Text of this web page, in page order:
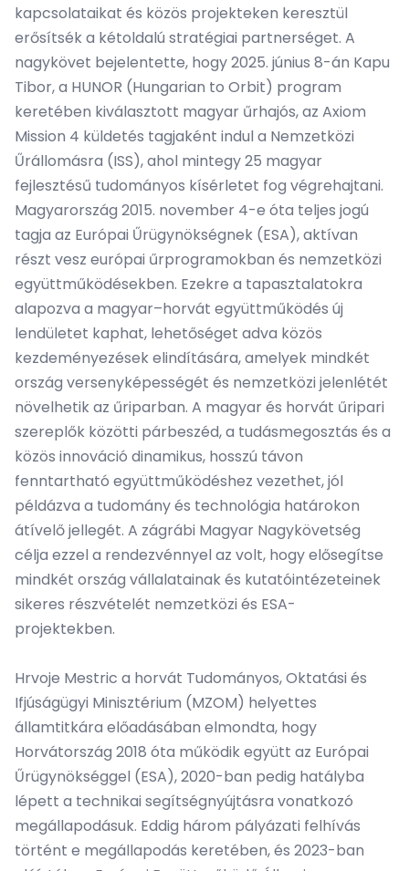
kapcsolataikat és közös projekteken keresztül
erősítsék a kétoldalú stratégiai partnerséget. A
nagykövet bejelentette, hogy 2025. június 8-án Kapu
Tibor, a HUNOR (Hungarian to Orbit) program
keretében kiválasztott magyar űrhajós, az Axiom
Mission 4 küldetés tagjaként indul a Nemzetközi
Űrállomásra (ISS), ahol mintegy 25 magyar
fejlesztésű tudományos kísérletet fog végrehajtani.
Magyarország 2015. november 4-e óta teljes jogú
tagja az Európai Űrügynökségnek (ESA), aktívan
részt vesz európai űrprogramokban és nemzetközi
együttműködésekben. Ezekre a tapasztalatokra
alapozva a magyar–horvát együttműködés új
lendületet kaphat, lehetőséget adva közös
kezdeményezések elindítására, amelyek mindkét
ország versenyképességét és nemzetközi jelenlétét
növelhetik az űriparban. A magyar és horvát űripari
szereplők közötti párbeszéd, a tudásmegosztás és a
közös innováció dinamikus, hosszú távon
fenntartható együttműködéshez vezethet, jól
példázva a tudomány és technológia határokon
átívelő jellegét. A zágrábi Magyar Nagykövetség
célja ezzel a rendezvénnyel az volt, hogy elősegítse
mindkét ország vállalatainak és kutatóintézeteinek
sikeres részvételét nemzetközi és ESA-
projektekben.
Hrvoje Mestric a horvát Tudományos, Oktatási és
Ifjúságügyi Minisztérium (MZOM) helyettes
államtitkára előadásában elmondta, hogy
Horvátország 2018 óta működik együtt az Európai
Űrügynökséggel (ESA), 2020-ban pedig hatályba
lépett a technikai segítségnyújtásra vonatkozó
megállapodásuk. Eddig három pályázati felhívás
történt e megállapodás keretében, és 2023-ban